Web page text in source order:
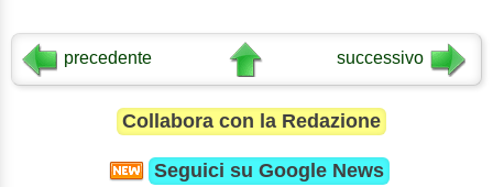
precedente successivo
Collabora con la Redazione
Seguici su Google News